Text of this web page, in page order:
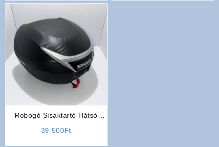
Robogó Sisaktartó Hátsó
39 500Ft